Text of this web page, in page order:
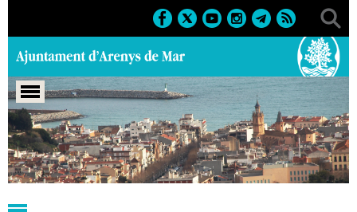
Portada > Regidories > Festes > Agenda > 07-07-2025